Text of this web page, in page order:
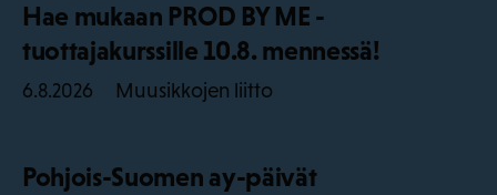
Hae mukaan PROD BY ME -
tuottajakurssille 10.8. mennessä!
6.8.2026 Muusikkojen liitto
Pohjois-Suomen ay-päivät